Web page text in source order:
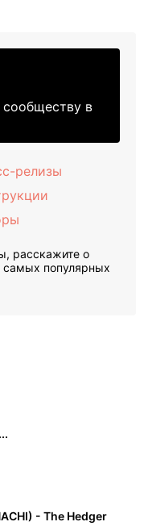
в
релизы
расскажите о
самых популярных
- The Hedger